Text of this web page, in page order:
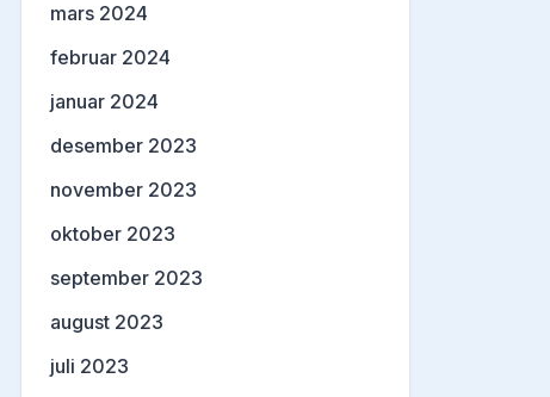
mars 2024
februar 2024
januar 2024
desember 2023
november 2023
oktober 2023
september 2023
august 2023
juli 2023